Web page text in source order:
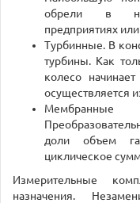
обрели в
предприятиях
Турбинные. В
турбины. Как
колесо
осуществляется
Мембранные
доли объем
циклическое
Измерительные
назначения.